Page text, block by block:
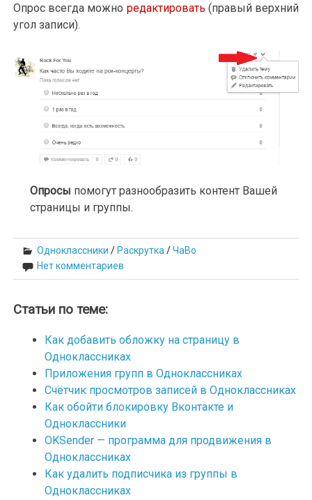
Опрос всегда можно редактировать (правый верхний
угол записи).
Опросы помогут разнообразить контент Вашей
страницы и группы.
Одноклассники / Раскрутка /ЧаВо
Нет комментариев
Статьи по теме:
Как добавить обложку на страницу в
Одноклассниках
Приложения групп в Одноклассниках
Счётчик просмотров записей в Одноклассниках
Как обойти блокировку Вконтакте и
Одноклассники
OKSender — программа для продвижения в
Одноклассниках
Как удалить подписчика из группы в
Одноклассниках